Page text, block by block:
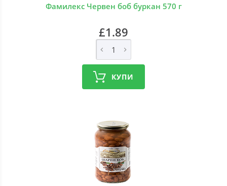
Фамилекс Червен боб буркан 570 г
£1.89
КУПИ